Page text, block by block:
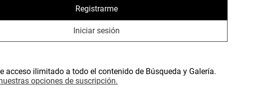
Registrarme
Iniciar sesión
acceso ilimitado a todo el contenido de Búsqueda y Galería.
opciones de suscripción.